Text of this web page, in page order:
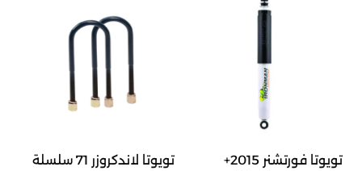
تويوتا فورتشنر 2015+
تويوتا لاندكروزر 71 سلسلة